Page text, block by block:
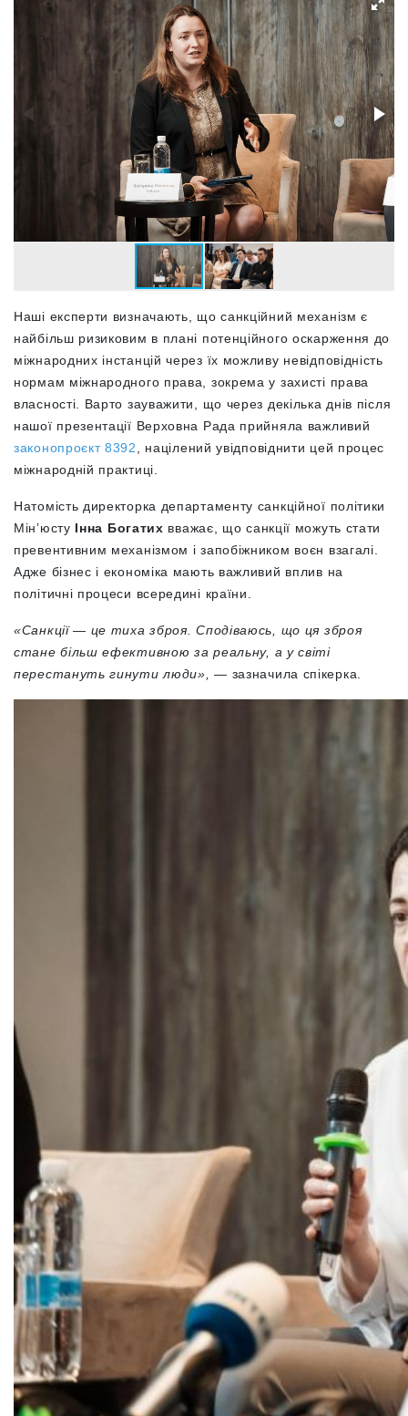
Наші експерти визначають, що санкційний механізм є
найбільш ризиковим в плані потенційного оскарження до
міжнародних інстанцій через їх можливу невідповідність
нормам міжнародного права, зокрема у захисті права
власності. Варто зауважити, що через декілька днів після
нашої презентації Верховна Рада прийняла важливий
законопроєкт 8392
, націлений увідповіднити цей процес
міжнародній практиці.
Натомість директорка департаменту санкційної політики
Мін’юсту Інна Богатих вважає, що санкції можуть стати
превентивним механізмом і запобіжником воєн взагалі.
Адже бізнес і економіка мають важливий вплив на
політичні процеси всередині країни.
«Санкції — це тиха зброя. Сподіваюсь, що ця зброя
стане більш ефективною за реальну, а у світі
перестануть гинути люди»,— зазначила спікерка.